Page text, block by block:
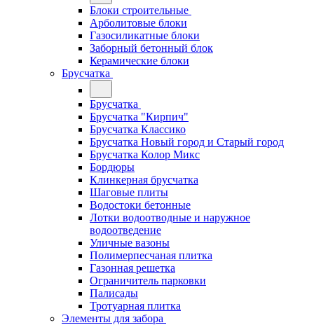
Блоки строительные
Арболитовые блоки
Газосиликатные блоки
Заборный бетонный блок
Керамические блоки
Брусчатка
Брусчатка
Брусчатка "Кирпич"
Брусчатка Классико
Брусчатка Новый город и Старый город
Брусчатка Колор Микс
Бордюры
Клинкерная брусчатка
Шаговые плиты
Водостоки бетонные
Лотки водоотводные и наружное
водоотведение
Уличные вазоны
Полимерпесчаная плитка
Газонная решетка
Ограничитель парковки
Палисады
Тротуарная плитка
Элементы для забора